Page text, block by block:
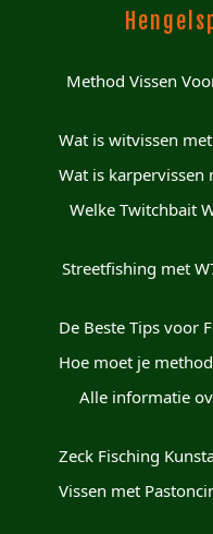
Method Vissen
Wat is witvissen
Wat is karpervissen
Welke Twitchbait
Streetfishing met
De Beste Tips voor
Hoe moet je
Alle informatie
Zeck Fisching
Vissen met